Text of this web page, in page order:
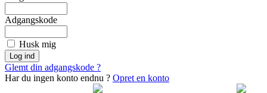
Adgangskode
Husk mig
Glemt din adgangskode ?
Har du ingen konto endnu ? Opret en konto